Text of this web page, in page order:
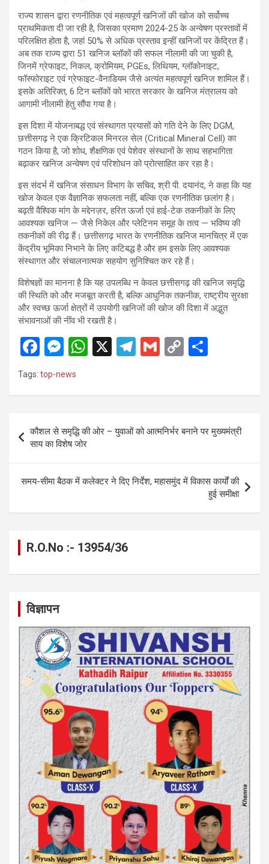
राज्य शासन द्वारा रणनीतिक एवं महत्वपूर्ण खनिजों की खोज को सर्वोच्च
प्राथमिकता दी जा रही है, जिसका प्रमाण 2024-25 के अन्वेषण प्रस्तावों में
परिलक्षित होता है, जहां 50% से अधिक प्रस्ताव इन्हीं खनिजों पर केंद्रित हैं।
अब तक राज्य द्वारा 51 खनिज ब्लॉकों की सफल नीलामी की जा चुकी है,
जिनमें ग्रेफाइट, निकल, क्रोमियम, PGEs, लिथियम, ग्लॉकोनाइट,
फॉस्फोराइट एवं ग्रेफाइट-वैनाडियम जैसे अत्यंत महत्वपूर्ण खनिज शामिल हैं।
इसके अतिरिक्त, 6 टिन ब्लॉकों को भारत सरकार के खनिज मंत्रालय को
आगामी नीलामी हेतु सौंपा गया है।
इस दिशा में योजनाबद्ध एवं संस्थागत प्रयासों को गति देने के लिए DGM,
छत्तीसगढ़ ने एक क्रिटिकल मिनरल सेल (Critical Mineral Cell) का
गठन किया है, जो शोध, शैक्षणिक एवं पेशेवर संस्थानों के साथ सहभागिता
बढ़ाकर खनिज अन्वेषण एवं परिशोधन को प्रोत्साहित कर रहा है।
इस संदर्भ में खनिज संसाधन विभाग के सचिव, श्री पी. दयानंद, ने कहा कि यह
खोज केवल एक वैज्ञानिक सफलता नहीं, बल्कि एक रणनीतिक छलांग है।
बढ़ती वैश्विक मांग के मद्देनज़र, हरित ऊर्जा एवं हाई-टेक तकनीकों के लिए
आवश्यक खनिज — जैसे निकेल और प्लेटिनम समूह के तत्व — भविष्य की
तकनीकों की रीढ़ हैं। छत्तीसगढ़ भारत के रणनीतिक खनिज मानचित्र में एक
केंद्रीय भूमिका निभाने के लिए कटिबद्ध है और हम इसके लिए आवश्यक
संस्थागत और संचालनात्मक सहयोग सुनिश्चित कर रहे हैं।
विशेषज्ञों का मानना है कि यह उपलब्धि न केवल छत्तीसगढ़ की खनिज समृद्धि
की स्थिति को और मजबूत करती है, बल्कि आधुनिक तकनीक, राष्ट्रीय सुरक्षा
और स्वच्छ ऊर्जा क्षेत्रों में उपयोगी खनिजों की खोज की दिशा में अद्भुत
संभावनाओं की नींव भी रखती है।
F
a
ce
o
o
k
M
se
g
er
W
A
p
X
T
a
G
C
n
Tags: top-news
Post
navigation
कौशल से समृद्धि की ओर – युवाओं को आत्मनिर्भर बनाने पर मुख्यमंत्री
साय का विशेष जोर
समय-सीमा बैठक में कलेक्टर ने दिए निर्देश, महासमुंद में विकास कार्यों की
हुई समीक्षा
R.O.No :- 13954/36
विज्ञापन